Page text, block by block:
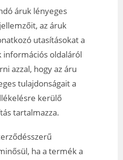
áruk lényeges
az áruk
utasításokat a
információs oldaláról
azzal, hogy az áru
tulajdonságait a
kerülő
tartalmazza.
ha a termék a